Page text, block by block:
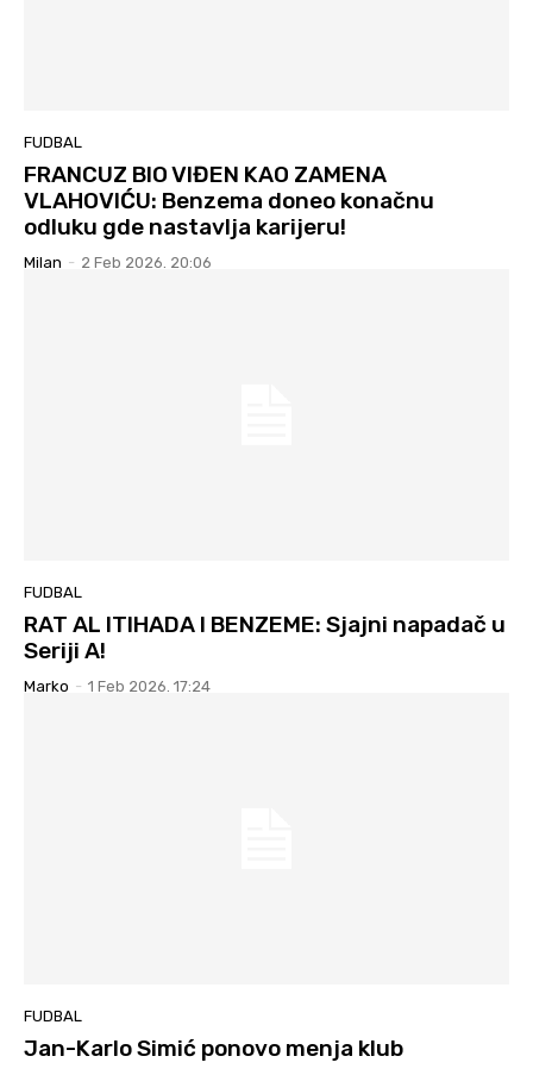
FUDBAL
FRANCUZ BIO VIĐEN KAO ZAMENA
VLAHOVIĆU: Benzema doneo konačnu
odluku gde nastavlja karijeru!
Milan - 2 Feb 2026. 20:06
FUDBAL
RAT AL ITIHADA I BENZEME: Sjajni napadač u
Seriji A!
Marko - 1 Feb 2026. 17:24
FUDBAL
Jan-Karlo Simić ponovo menja klub